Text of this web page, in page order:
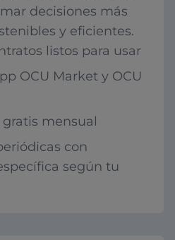
decisiones más
y eficientes.
listos para usar
OCU Market y OCU
mensual
con
según tu